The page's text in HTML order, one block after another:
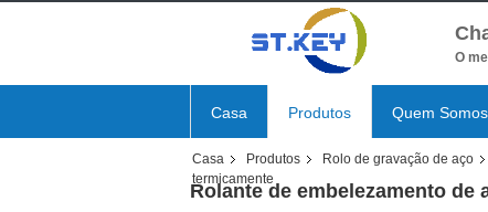
O
Casa Produtos Quem Somos
Casa Produtos Rolo de gravação de aço
termicamente
Rolante de embelezamento